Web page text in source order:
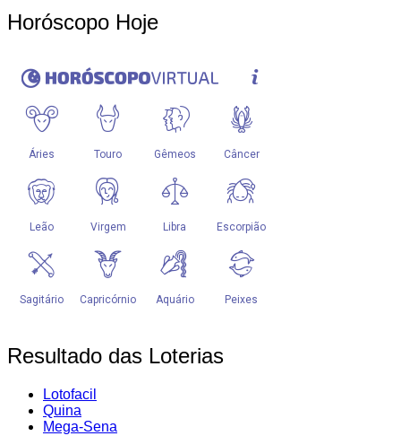
Horóscopo Hoje
Resultado das Loterias
Lotofacil
Quina
Mega-Sena